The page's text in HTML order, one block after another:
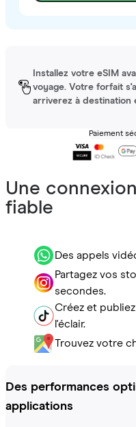
Installez votre eSIM
voyage. Votre forfait
arriverez à destination
Paiement
Une
fiable
Des appels
Partagez vos
secondes.
Créez et
l'éclair.
Trouvez votre
Des performances
applications